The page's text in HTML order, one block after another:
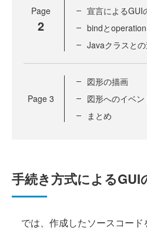
Page
2
宣言によるGUI
bindと
Javaクラスと
Page 3
図形の描画
図形へのイベ
まとめ
手続き方式によるGUI
では、作成したソースコード